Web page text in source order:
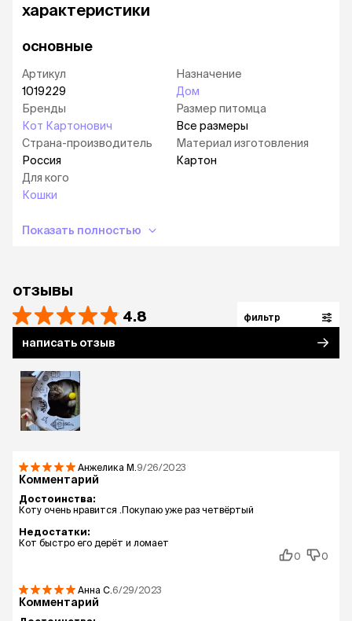
характеристики
основные
Артикул
1019229
Бренды
Кот Картонович
Страна-производитель
Россия
Для кого
Кошки
Назначение
Дом
Размер питомца
Все размеры
Материал изготовления
Картон
Показать полностью
отзывы
4.8 фильтр
написать отзыв
Анжелика М. 9/26/2023
Комментарий
Достоинства:
Коту очень нравится .Покупаю уже раз четвёртый
Недостатки:
Кот быстро его дерёт и ломает
0
0
Анна С. 6/29/2023
Комментарий